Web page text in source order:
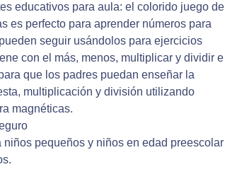
educativos para aula: el colorido juego de
es perfecto para aprender números para
seguir usándolos para ejercicios
con el más, menos, multiplicar y dividir e
que los padres puedan enseñar la
multiplicación y división utilizando
magnéticas.
niños pequeños y niños en edad preescolar